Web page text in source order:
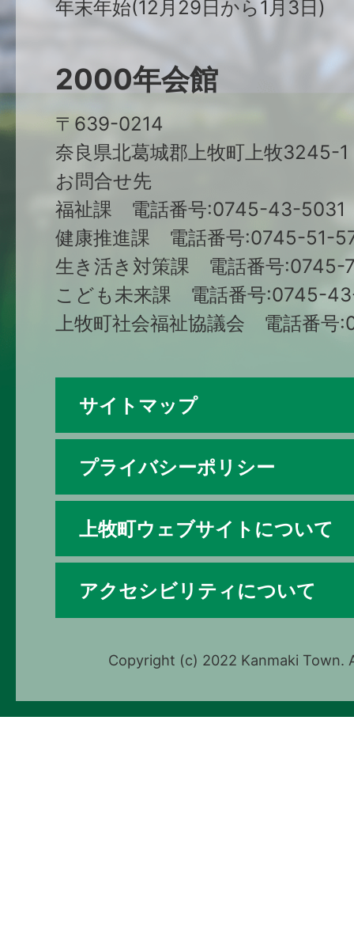
年末年始(12月29日から1月3日)
2000年会館
〒639-0214
奈良県北葛城郡上牧町上牧3245-1
お問合せ先
福祉課 電話番号:0745-43-5031
健康推進課 電話番号:0745-51-
生き活き対策課 電話番号:0745-
こども未来課 電話番号:0745-
上牧町社会福祉協議会 電話番
サイトマップ
プライバシーポリシー
上牧町ウェブサイトについて
アクセシビリティについて
Copyright (c) 2022 Kanmaki Town.